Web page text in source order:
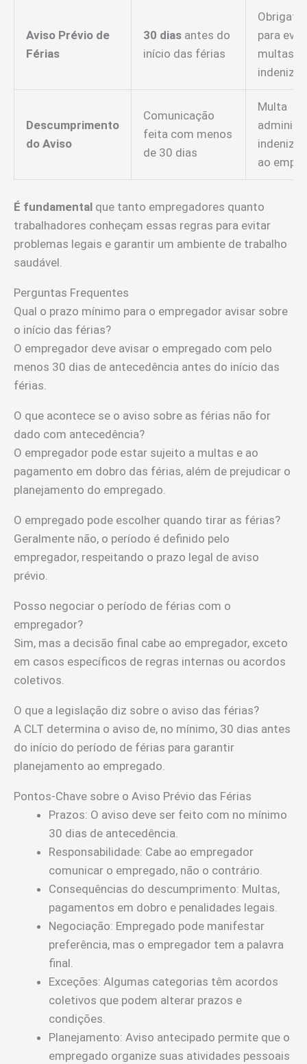
Aviso Prévio de
Férias
30 dias antes do
início das férias
para
multas e
Descumprimento
do Aviso
Comunicação
feita com menos
de 30 dias
Multa
ao
É fundamental que tanto empregadores quanto
trabalhadores conheçam essas regras para evitar
problemas legais e garantir um ambiente de trabalho
saudável.
Perguntas Frequentes
Qual o prazo mínimo para o empregador avisar sobre
o início das férias?
O empregador deve avisar o empregado com pelo
menos 30 dias de antecedência antes do início das
férias.
O que acontece se o aviso sobre as férias não for
dado com antecedência?
O empregador pode estar sujeito a multas e ao
pagamento em dobro das férias, além de prejudicar o
planejamento do empregado.
O empregado pode escolher quando tirar as férias?
Geralmente não, o período é definido pelo
empregador, respeitando o prazo legal de aviso
prévio.
Posso negociar o período de férias com o
empregador?
Sim, mas a decisão final cabe ao empregador, exceto
em casos específicos de regras internas ou acordos
coletivos.
O que a legislação diz sobre o aviso das férias?
A CLT determina o aviso de, no mínimo, 30 dias antes
do início do período de férias para garantir
planejamento ao empregado.
Pontos-Chave sobre o Aviso Prévio das Férias
Prazos: O aviso deve ser feito com no mínimo
30 dias de antecedência.
Responsabilidade: Cabe ao empregador
comunicar o empregado, não o contrário.
Consequências do descumprimento: Multas,
pagamentos em dobro e penalidades legais.
Negociação: Empregado pode manifestar
preferência, mas o empregador tem a palavra
final.
Exceções: Algumas categorias têm acordos
coletivos que podem alterar prazos e
condições.
Planejamento: Aviso antecipado permite que o
empregado organize suas atividades pessoais